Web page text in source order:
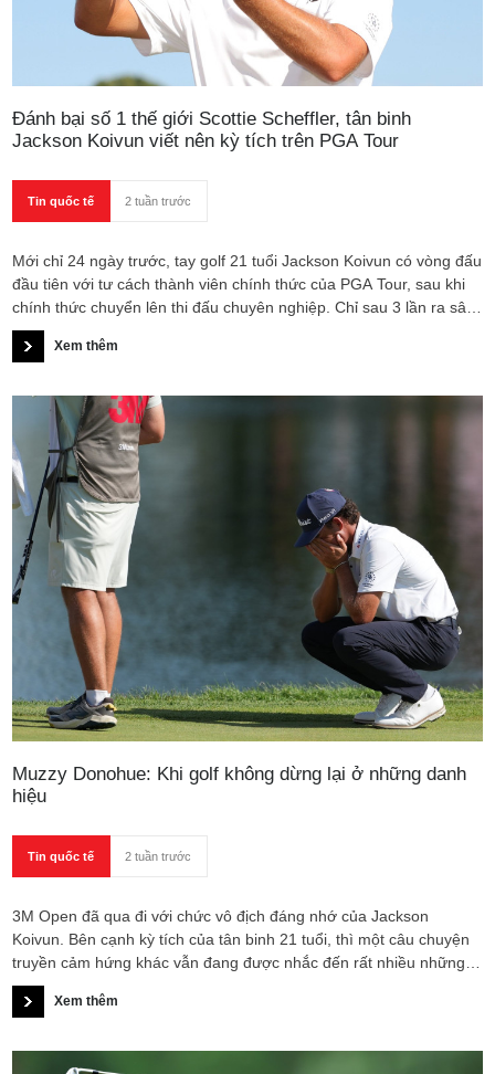
Đánh bại số 1 thế giới Scottie Scheffler, tân binh
Jackson Koivun viết nên kỳ tích trên PGA Tour
Tin quốc tế 2 tuần trước
Mới chỉ 24 ngày trước, tay golf 21 tuổi Jackson Koivun có vòng đấu
đầu tiên với tư cách thành viên chính thức của PGA Tour, sau khi
chính thức chuyển lên thi đấu chuyên nghiệp. Chỉ sau 3 lần ra sân,
anh đã làm được điều mà không nhiều tân binh dám mơ tới: đánh
bại tay golf số 1 thế giới Scottie Scheffler để giành chức vô địch
Xem thêm
Muzzy Donohue: Khi golf không dừng lại ở những danh
hiệu
Tin quốc tế 2 tuần trước
3M Open đã qua đi với chức vô địch đáng nhớ của Jackson
Koivun. Bên cạnh kỳ tích của tân binh 21 tuổi, thì một câu chuyện
truyền cảm hứng khác vẫn đang được nhắc đến rất nhiều những
ngày qua. Muzzy Donohue, tay golf có lần đầu tiên thi đấu tại PGA
Tour, đã vượt qua nỗi đau mất người thân, để có màn ra mắt
Xem thêm